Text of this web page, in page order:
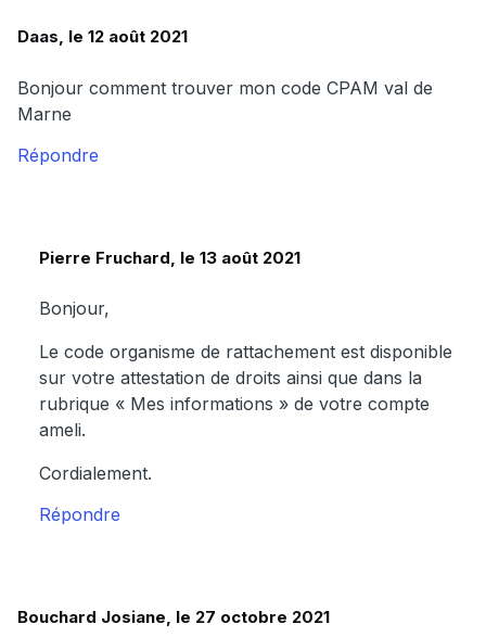
Daas, le 12 août 2021
Bonjour comment trouver mon code CPAM val de
Marne
Répondre
Pierre Fruchard, le 13 août 2021
Bonjour,
Le code organisme de rattachement est disponible
sur votre attestation de droits ainsi que dans la
rubrique « Mes informations » de votre compte
ameli.
Cordialement.
Répondre
Bouchard Josiane, le 27 octobre 2021